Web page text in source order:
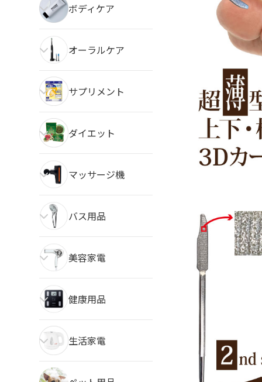
ボディケア
オーラルケア
サプリメント
ダイエット
マッサージ機
バス用品
美容家電
健康用品
生活家電